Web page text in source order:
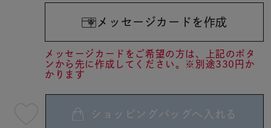
メッセージカードを作成
メッセージカードをご希望の方は、上記のボタ
ンから先に作成してください。※別途330円か
かります
ショッピングバッグへ入れる